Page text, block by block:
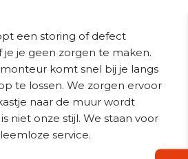
een storing of defect
je geen zorgen te maken.
komt snel bij je langs
te lossen. We zorgen ervoor
naar de muur wordt
niet onze stijl. We staan voor
service.